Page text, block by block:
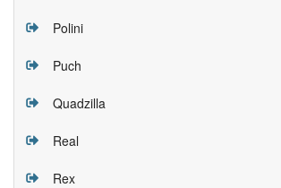
Polini
Puch
Quadzilla
Real
Rex